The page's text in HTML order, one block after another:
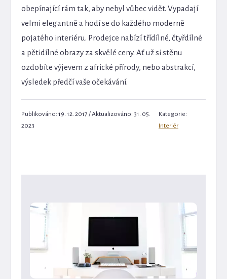
obepínající rám tak, aby nebyl vůbec vidět. Vypadají
velmi elegantně a hodí se do každého moderně
pojatého interiéru. Prodejce nabízí třídílné, čtyřdílné
a pětidílné obrazy za skvělé ceny. Ať už si stěnu
ozdobíte výjevem z africké přírody, nebo abstrakcí,
výsledek předčí vaše očekávání.
Publikováno: 19. 12. 2017 / Aktualizováno: 31. 05.
2023
Kategorie:
Interiér